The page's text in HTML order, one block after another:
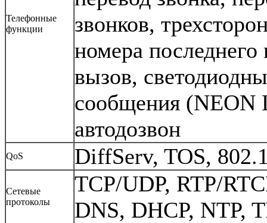
Телефонные
функции
звонков,
номера
вызов,
сообщения (NEON
автодозвон
QoS DiffServ, TOS,
Сетевые
протоколы
TCP/UDP, RTP/
DNS, DHCP, NTP,